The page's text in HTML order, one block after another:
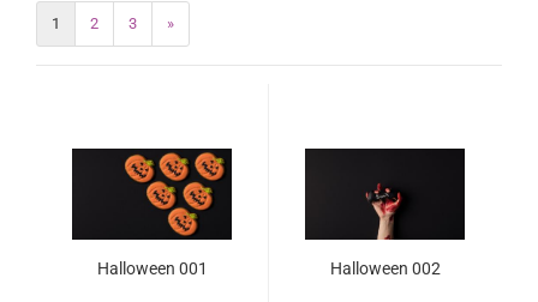
1 2 3 »
Halloween 001 Halloween 002